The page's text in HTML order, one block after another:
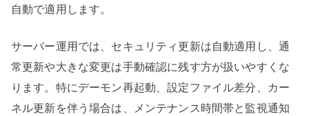
自動で適用します。
サーバー運用では、セキュリティ更新は自動適用し、通
常更新や大きな変更は手動確認に残す方が扱いやすくな
ります。特にデーモン再起動、設定ファイル差分、カー
ネル更新を伴う場合は、メンテナンス時間帯と監視通知